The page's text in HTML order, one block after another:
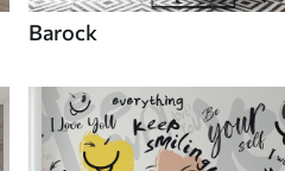
Barock